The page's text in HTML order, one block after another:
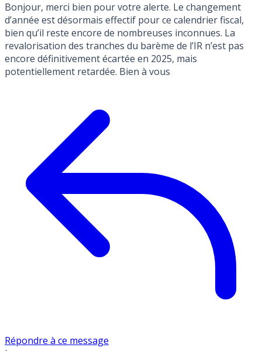
Bonjour, merci bien pour votre alerte. Le changement
d’année est désormais effectif pour ce calendrier fiscal,
bien qu’il reste encore de nombreuses inconnues. La
revalorisation des tranches du barème de l’IR n’est pas
encore définitivement écartée en 2025, mais
potentiellement retardée. Bien à vous
Répondre à ce message